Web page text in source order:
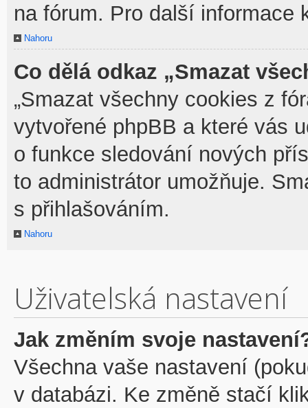
na fórum. Pro další informace
Nahoru
Co dělá odkaz „Smazat
„Smazat všechny cookies z
vytvořené phpBB a které vás
o funkce sledování nových
to administrátor umožňuje.
s přihlašováním.
Nahoru
Uživatelská nastavení
Jak změním svoje
Všechna vaše nastavení
v databázi. Ke změně stačí